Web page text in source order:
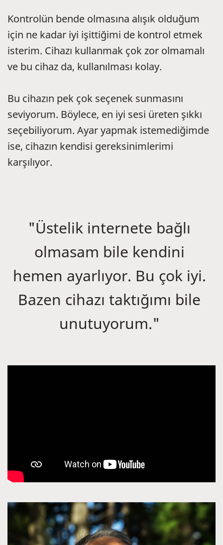
Kontrolün bende olmasına alışık olduğum
için ne kadar iyi işittiğimi de kontrol etmek
isterim. Cihazı kullanmak çok zor olmamalı
ve bu cihaz da, kullanılması kolay.
Bu cihazın pek çok seçenek sunmasını
seviyorum. Böylece, en iyi sesi üreten şıkkı
seçebiliyorum. Ayar yapmak istemediğimde
ise, cihazın kendisi gereksinimlerimi
karşılıyor.
"Üstelik internete bağlı
olmasam bile kendini
hemen ayarlıyor. Bu çok iyi.
Bazen cihazı taktığımı bile
unutuyorum."